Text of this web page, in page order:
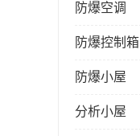
防爆空调
防爆控制箱
防爆小屋
分析小屋